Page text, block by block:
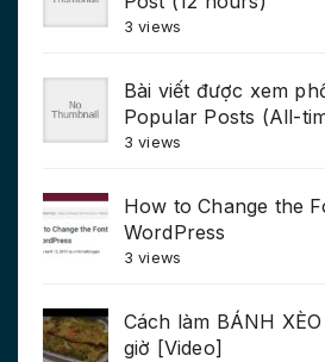
3 views
Bài viết được xem
Popular Posts (All-
3 views
How to Change the
WordPress
3 views
Cách làm BÁNH
giờ [Video]